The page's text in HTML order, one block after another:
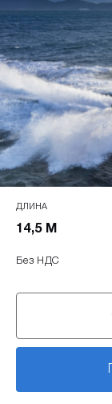
ДЛИНА
14,5 М
Без НДС